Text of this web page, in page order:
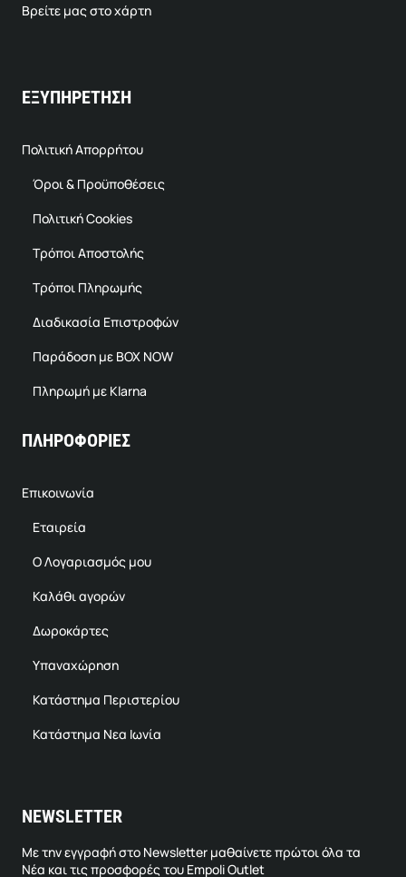
Βρείτε μας στο χάρτη
ΕΞΥΠΗΡΕΤΗΣΗ
Πολιτική Απορρήτου
Όροι & Προϋποθέσεις
Πολιτική Cookies
Τρόποι Αποστολής
Τρόποι Πληρωμής
Διαδικασία Επιστροφών
Παράδοση με BOX NOW
Πληρωμή με Klarna
ΠΛΗΡΟΦΟΡΙΕΣ
Επικοινωνία
Εταιρεία
Ο Λογαριασμός μου
Καλάθι αγορών
Δωροκάρτες
Υπαναχώρηση
Κατάστημα Περιστερίου
Κατάστημα Νεα Ιωνία
NEWSLETTER
Με την εγγραφή στο Newsletter μαθαίνετε πρώτοι όλα τα
Νέα και τις προσφορές του Empoli Outlet